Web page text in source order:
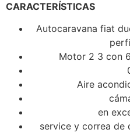
CARACTERÍSTICAS
Autocaravana fiat
Motor 2 3 con
Aire
en
service y correa de